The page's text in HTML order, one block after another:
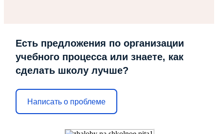
Есть предложения по организации
учебного процесса или знаете, как
сделать школу лучше?
Написать о проблеме